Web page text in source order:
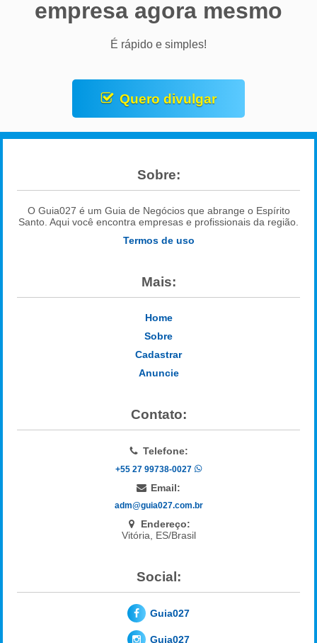
empresa agora mesmo
É rápido e simples!
Quero divulgar
Sobre:
O Guia027 é um Guia de Negócios que abrange o Espírito
Santo. Aqui você encontra empresas e profissionais da região.
Termos de uso
Mais:
Home
Sobre
Cadastrar
Anuncie
Contato:
Telefone:
+55 27 99738-0027
Email:
adm@guia027.com.br
Endereço:
Vitória, ES/Brasil
Social:
Guia027
Guia027